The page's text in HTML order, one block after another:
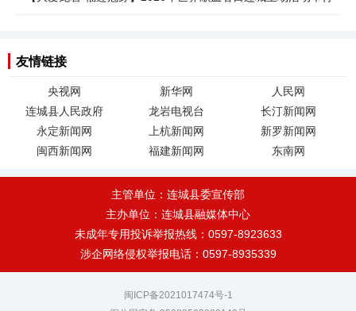
友情链接
央视网 新华网
人民网
连城县人民政府
龙岩电视台
长汀新闻网
永定新闻网
上杭新闻网
新罗新闻网
闽西新闻网
福建新闻网 东南网
主管单位：连城县委宣传部
主办单位：连城县融媒体中心
未成年专用投诉举报热线：0597-8923633
涉企网络侵权举报电话：0597-8935339
闽ICP备2021017474号-1